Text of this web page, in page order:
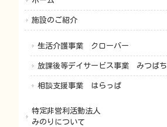
施設のご紹介
生活介護事業 クローバー
放課後等デイサービス事業 みつばち
相談支援事業 はらっぱ
特定非営利活動法人
みのりについて